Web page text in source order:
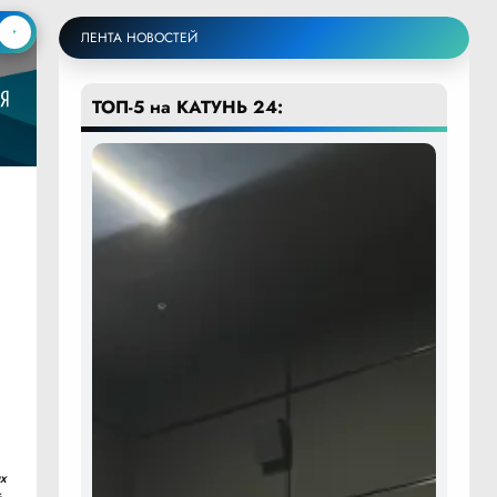
ЛЕНТА НОВОСТЕЙ
ТОП-5 на КАТУНЬ 24: